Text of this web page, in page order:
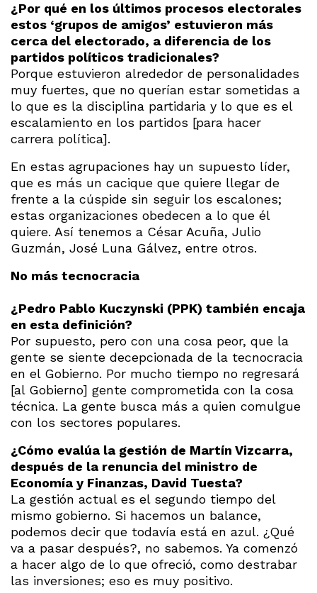
¿Por qué en los últimos procesos electorales
estos ‘grupos de amigos’ estuvieron más
cerca del electorado, a diferencia de los
partidos políticos tradicionales?
Porque estuvieron alrededor de personalidades
muy fuertes, que no querían estar sometidas a
lo que es la disciplina partidaria y lo que es el
escalamiento en los partidos [para hacer
carrera política].
En estas agrupaciones hay un supuesto líder,
que es más un cacique que quiere llegar de
frente a la cúspide sin seguir los escalones;
estas organizaciones obedecen a lo que él
quiere. Así tenemos a César Acuña, Julio
Guzmán, José Luna Gálvez, entre otros.
No más tecnocracia
¿Pedro Pablo Kuczynski (PPK) también encaja
en esta definición?
Por supuesto, pero con una cosa peor, que la
gente se siente decepcionada de la tecnocracia
en el Gobierno. Por mucho tiempo no regresará
[al Gobierno] gente comprometida con la cosa
técnica. La gente busca más a quien comulgue
con los sectores populares.
¿Cómo evalúa la gestión de Martín Vizcarra,
después de la renuncia del ministro de
Economía y Finanzas, David Tuesta?
La gestión actual es el segundo tiempo del
mismo gobierno. Si hacemos un balance,
podemos decir que todavía está en azul. ¿Qué
va a pasar después?, no sabemos. Ya comenzó
a hacer algo de lo que ofreció, como destrabar
las inversiones; eso es muy positivo.